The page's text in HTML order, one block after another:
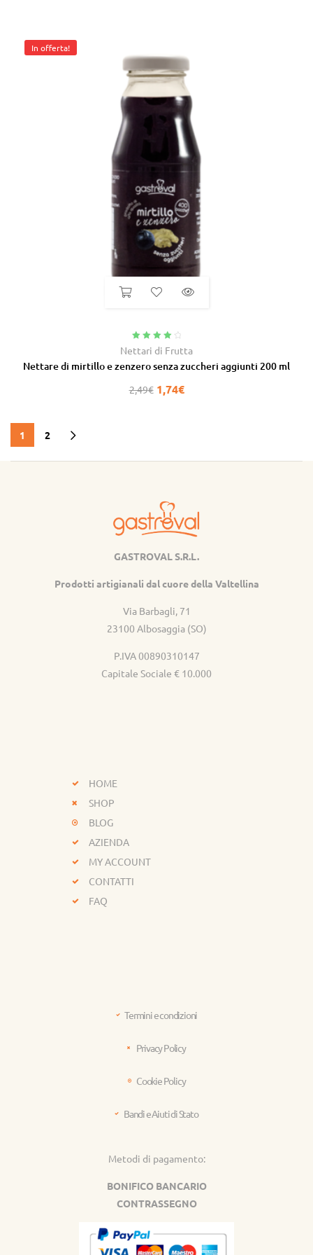
In offerta!
Valutato
Nettari di Frutta
Nettare di mirtillo e zenzero senza zuccheri aggiunti 200 ml
2,49€ 1,74€
1 2
GASTROVAL S.R.L.
Prodotti artigianali dal cuore della Valtellina
Via Barbagli, 71
23100 Albosaggia (SO)
P.IVA 00890310147
Capitale Sociale € 10.000
HOME
SHOP
BLOG
AZIENDA
MY ACCOUNT
CONTATTI
FAQ
Termini e condizioni
Privacy Policy
Cookie Policy
Bandi e Aiuti di Stato
Metodi di pagamento:
BONIFICO BANCARIO
CONTRASSEGNO